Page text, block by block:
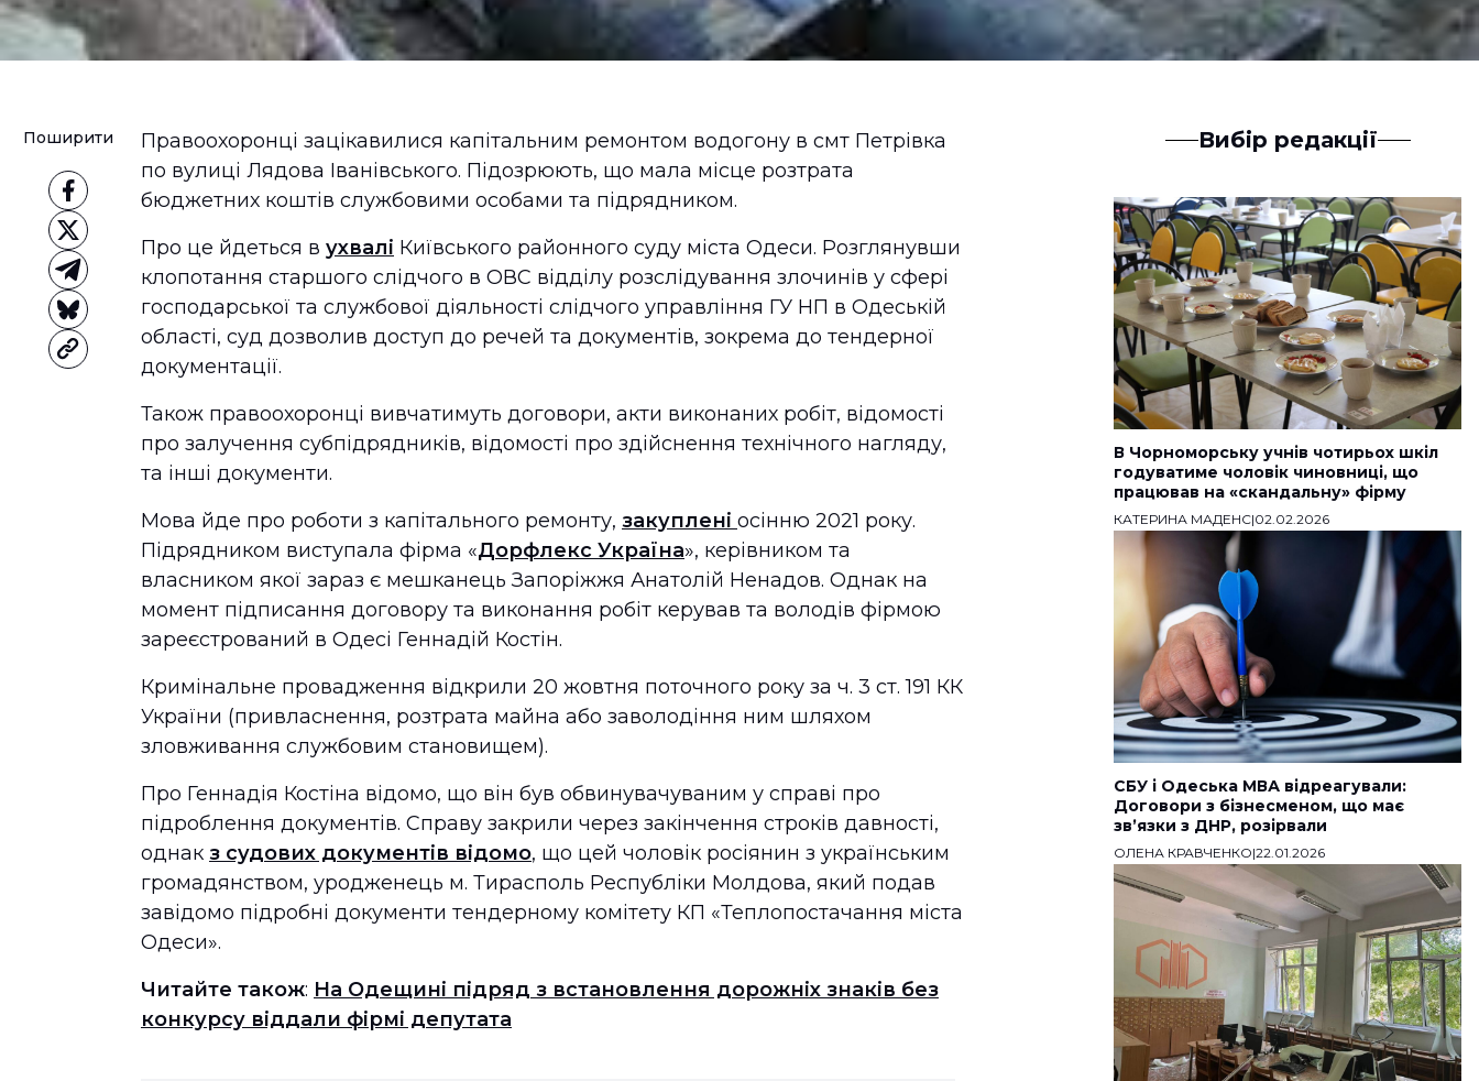
Поширити
Правоохоронці зацікавилися капітальним ремонтом водогону в смт Петрівка
по вулиці Лядова Іванівського. Підозрюють, що мала місце розтрата
бюджетних коштів службовими особами та підрядником.
Про це йдеться в ухвалі Київського районного суду міста Одеси. Розглянувши
клопотання старшого слідчого в ОВС відділу розслідування злочинів у сфері
господарської та службової діяльності слідчого управління ГУ НП в Одеській
області, суд дозволив доступ до речей та документів, зокрема до тендерної
документації.
Також правоохоронці вивчатимуть договори, акти виконаних робіт, відомості
про залучення субпідрядників, відомості про здійснення технічного нагляду,
та інші документи.
Мова йде про роботи з капітального ремонту, закуплені осінню 2021 року.
Підрядником виступала фірма «Дорфлекс Україна», керівником та
власником якої зараз є мешканець Запоріжжя Анатолій Ненадов. Однак на
момент підписання договору та виконання робіт керував та володів фірмою
зареєстрований в Одесі Геннадій Костін.
Кримінальне провадження відкрили 20 жовтня поточного року за ч. 3 ст. 191 КК
України (привласнення, розтрата майна або заволодіння ним шляхом
зловживання службовим становищем).
Про Геннадія Костіна відомо, що він був обвинувачуваним у справі про
підроблення документів. Справу закрили через закінчення строків давності,
однак з судових документів відомо, що цей чоловік росіянин з українським
громадянством, уродженець м. Тирасполь Республіки Молдова, який подав
завідомо підробні документи тендерному комітету КП «Теплопостачання міста
Одеси».
Читайте також: На Одещині підряд з встановлення дорожніх знаків без
конкурсу віддали фірмі депутата
Вибір редакції
В Чорноморську учнів чотирьох шкіл
годуватиме чоловік чиновниці, що
працював на «скандальну» фірму
КАТЕРИНА МАДЕНС|02.02.2026
СБУ і Одеська МВА відреагували:
Договори з бізнесменом, що має
звʼязки з ДНР, розірвали
ОЛЕНА КРАВЧЕНКО|22.01.2026